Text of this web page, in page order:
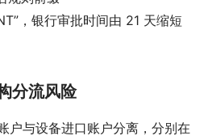
，银行审批时间由 21 天缩短
分流风险
户与设备进口账户分离，分别在